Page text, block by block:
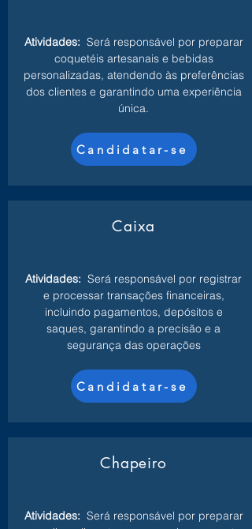
Atividades: Será responsável por preparar
coquetéis artesanais e bebidas
personalizadas, atendendo às preferências
dos clientes e garantindo uma experiência
única.
Candidatar-se
Caixa
Atividades: Será responsável por registrar
e processar transações financeiras,
incluindo pagamentos, depósitos e
saques, garantindo a precisão e a
segurança das operações
Candidatar-se
Chapeiro
Atividades: Será responsável por preparar